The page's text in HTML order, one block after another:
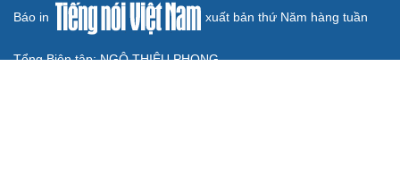
Đại biểu Quốc hội: Trao quyền lớn cho